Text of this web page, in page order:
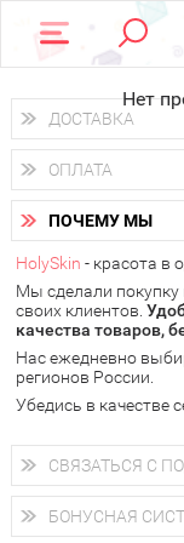
Нет
ДОСТАВКА
Доставка
Вы можете выбрать
получить заказ в
самовывоза.
В 20 городах
следующий день.
у Вас всегда
доставку от
подробнее об
ОПЛАТА
Вы можете
наличными
через интернет-
электронными
ПОЧЕМУ МЫ
HolySkin - красота в
Мы сделали
своих клиентов.
качества товаров,
Нас ежедневно
регионов России.
Убедись в качестве
СВЯЗАТЬСЯ С
+7 (800) 707-24-55
Мы будем рады
магазина,
БОНУСНАЯ